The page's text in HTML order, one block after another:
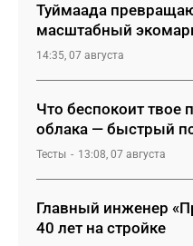
Туймаада
масштабный
14:35, 07 августа
Что беспокоит твое
облака — быстрый
Тесты 13:08, 07 августа
Главный инженер
40 лет на стройке